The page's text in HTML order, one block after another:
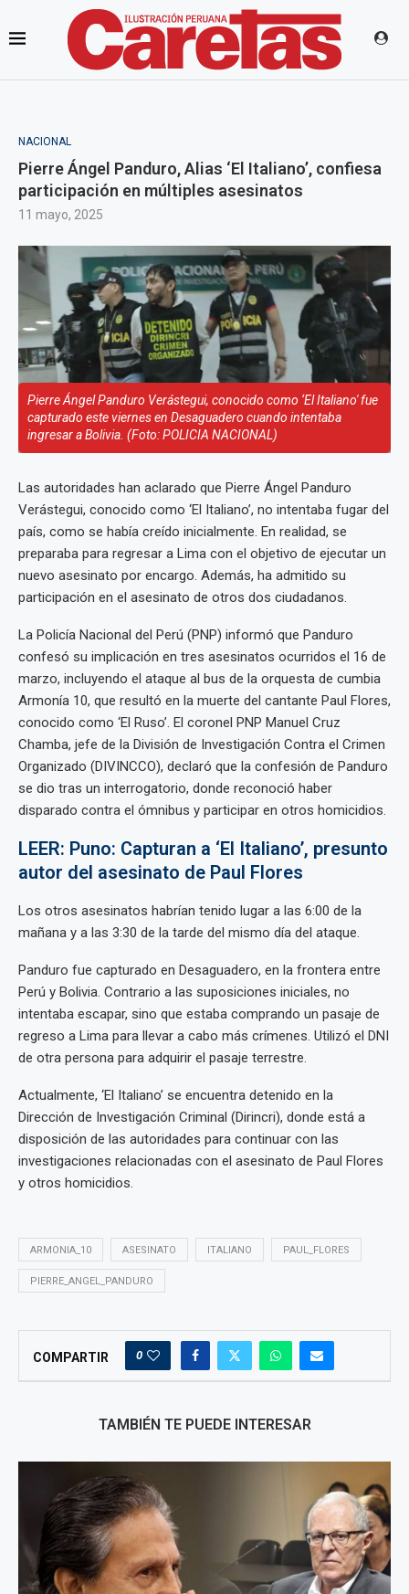
NACIONAL
Pierre Ángel Panduro, Alias ‘El Italiano’, confiesa
participación en múltiples asesinatos
11 mayo, 2025
Pierre Ángel Panduro Verástegui, conocido como ‘El Italiano' fue
capturado este viernes en Desaguadero cuando intentaba
ingresar a Bolivia. (Foto: POLICIA NACIONAL)
Las autoridades han aclarado que Pierre Ángel Panduro
Verástegui, conocido como ‘El Italiano’, no intentaba fugar del
país, como se había creído inicialmente. En realidad, se
preparaba para regresar a Lima con el objetivo de ejecutar un
nuevo asesinato por encargo. Además, ha admitido su
participación en el asesinato de otros dos ciudadanos.
La Policía Nacional del Perú (PNP) informó que Panduro
confesó su implicación en tres asesinatos ocurridos el 16 de
marzo, incluyendo el ataque al bus de la orquesta de cumbia
Armonía 10, que resultó en la muerte del cantante Paul Flores,
conocido como ‘El Ruso’. El coronel PNP Manuel Cruz
Chamba, jefe de la División de Investigación Contra el Crimen
Organizado (DIVINCCO), declaró que la confesión de Panduro
se dio tras un interrogatorio, donde reconoció haber
disparado contra el ómnibus y participar en otros homicidios.
LEER: Puno: Capturan a ‘El Italiano’, presunto
autor del asesinato de Paul Flores
Los otros asesinatos habrían tenido lugar a las 6:00 de la
mañana y a las 3:30 de la tarde del mismo día del ataque.
Panduro fue capturado en Desaguadero, en la frontera entre
Perú y Bolivia. Contrario a las suposiciones iniciales, no
intentaba escapar, sino que estaba comprando un pasaje de
regreso a Lima para llevar a cabo más crímenes. Utilizó el DNI
de otra persona para adquirir el pasaje terrestre.
Actualmente, ‘El Italiano’ se encuentra detenido en la
Dirección de Investigación Criminal (Dirincri), donde está a
disposición de las autoridades para continuar con las
investigaciones relacionadas con el asesinato de Paul Flores
y otros homicidios.
ARMONIA_10 ASESINATO ITALIANO PAUL_FLORES
PIERRE_ANGEL_PANDURO
COMPARTIR 0
TAMBIÉN TE PUEDE INTERESAR